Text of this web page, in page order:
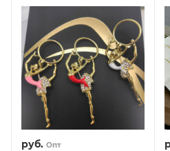
камней
руб. Опт